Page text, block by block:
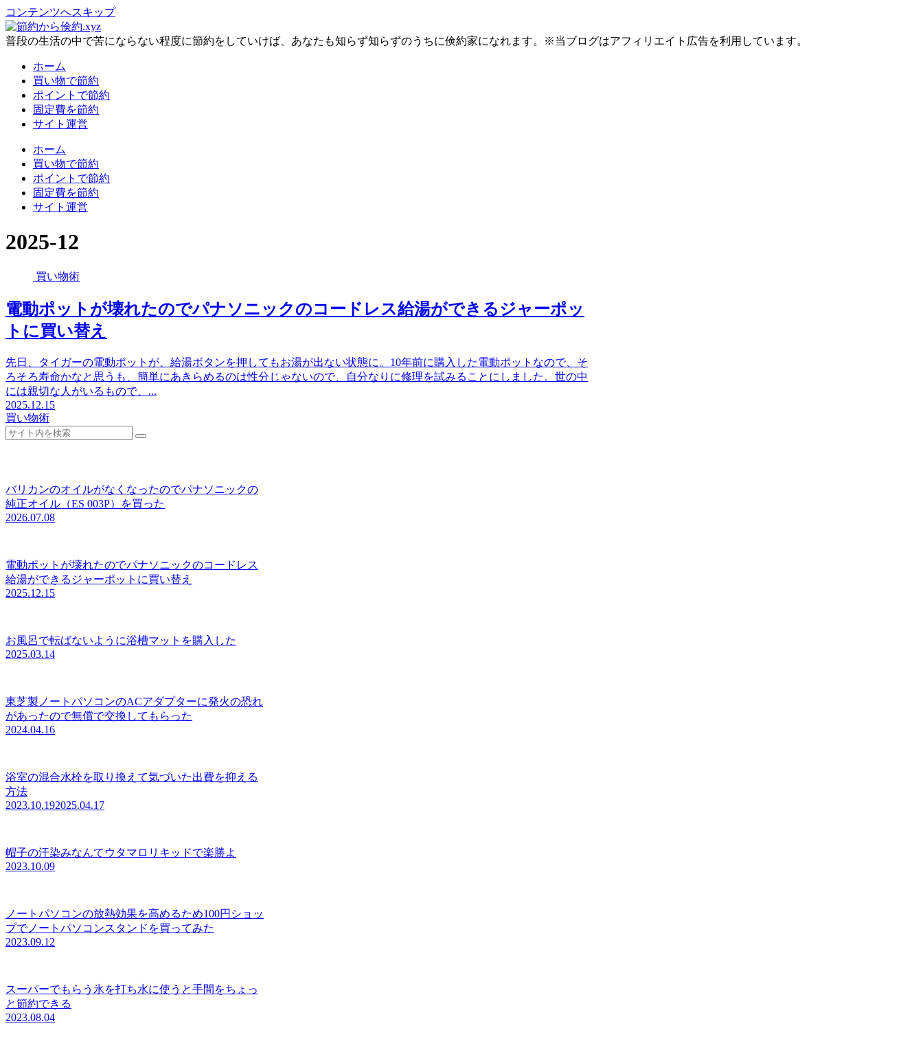
コンテンツへスキップ
普段の生活の中で苦にならない程度に節約をしていけば、あなたも知らず知らずのうちに倹約家になれます。※当ブログはアフィリエイト広告を利用しています。
ホーム
買い物で節約
ポイントで節約
固定費を節約
サイト運営
ホーム
買い物で節約
ポイントで節約
固定費を節約
サイト運営
2025-12
買い物術
電動ポットが壊れたのでパナソニックのコードレス給湯ができるジャーポッ
トに買い替え
先日、タイガーの電動ポットが、給湯ボタンを押してもお湯が出ない状態に。10年前に購入した電動ポットなので、そ
ろそろ寿命かなと思うも、簡単にあきらめるのは性分じゃないので、自分なりに修理を試みることにしました。世の中
には親切な人がいるもので、...
2025.12.15
買い物術
バリカンのオイルがなくなったのでパナソニックの
純正オイル（ES 003P）を買った
2026.07.08
電動ポットが壊れたのでパナソニックのコードレス
給湯ができるジャーポットに買い替え
2025.12.15
お風呂で転ばないように浴槽マットを購入した
2025.03.14
東芝製ノートパソコンのACアダプターに発火の恐れ
があったので無償で交換してもらった
2024.04.16
浴室の混合水栓を取り換えて気づいた出費を抑える
方法
2023.10.192025.04.17
帽子の汗染みなんてウタマロリキッドで楽勝よ
2023.10.09
ノートパソコンの放熱効果を高めるため100円ショッ
プでノートパソコンスタンドを買ってみた
2023.09.12
スーパーでもらう氷を打ち水に使うと手間をちょっ
と節約できる
2023.08.04